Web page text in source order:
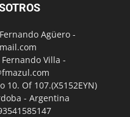
Agüero -
Villa -
10. Of 107.(X5152EYN)
- Argentina